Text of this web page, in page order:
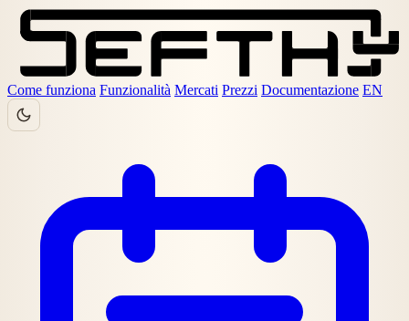
Come funziona Funzionalità Mercati Prezzi Documentazione EN